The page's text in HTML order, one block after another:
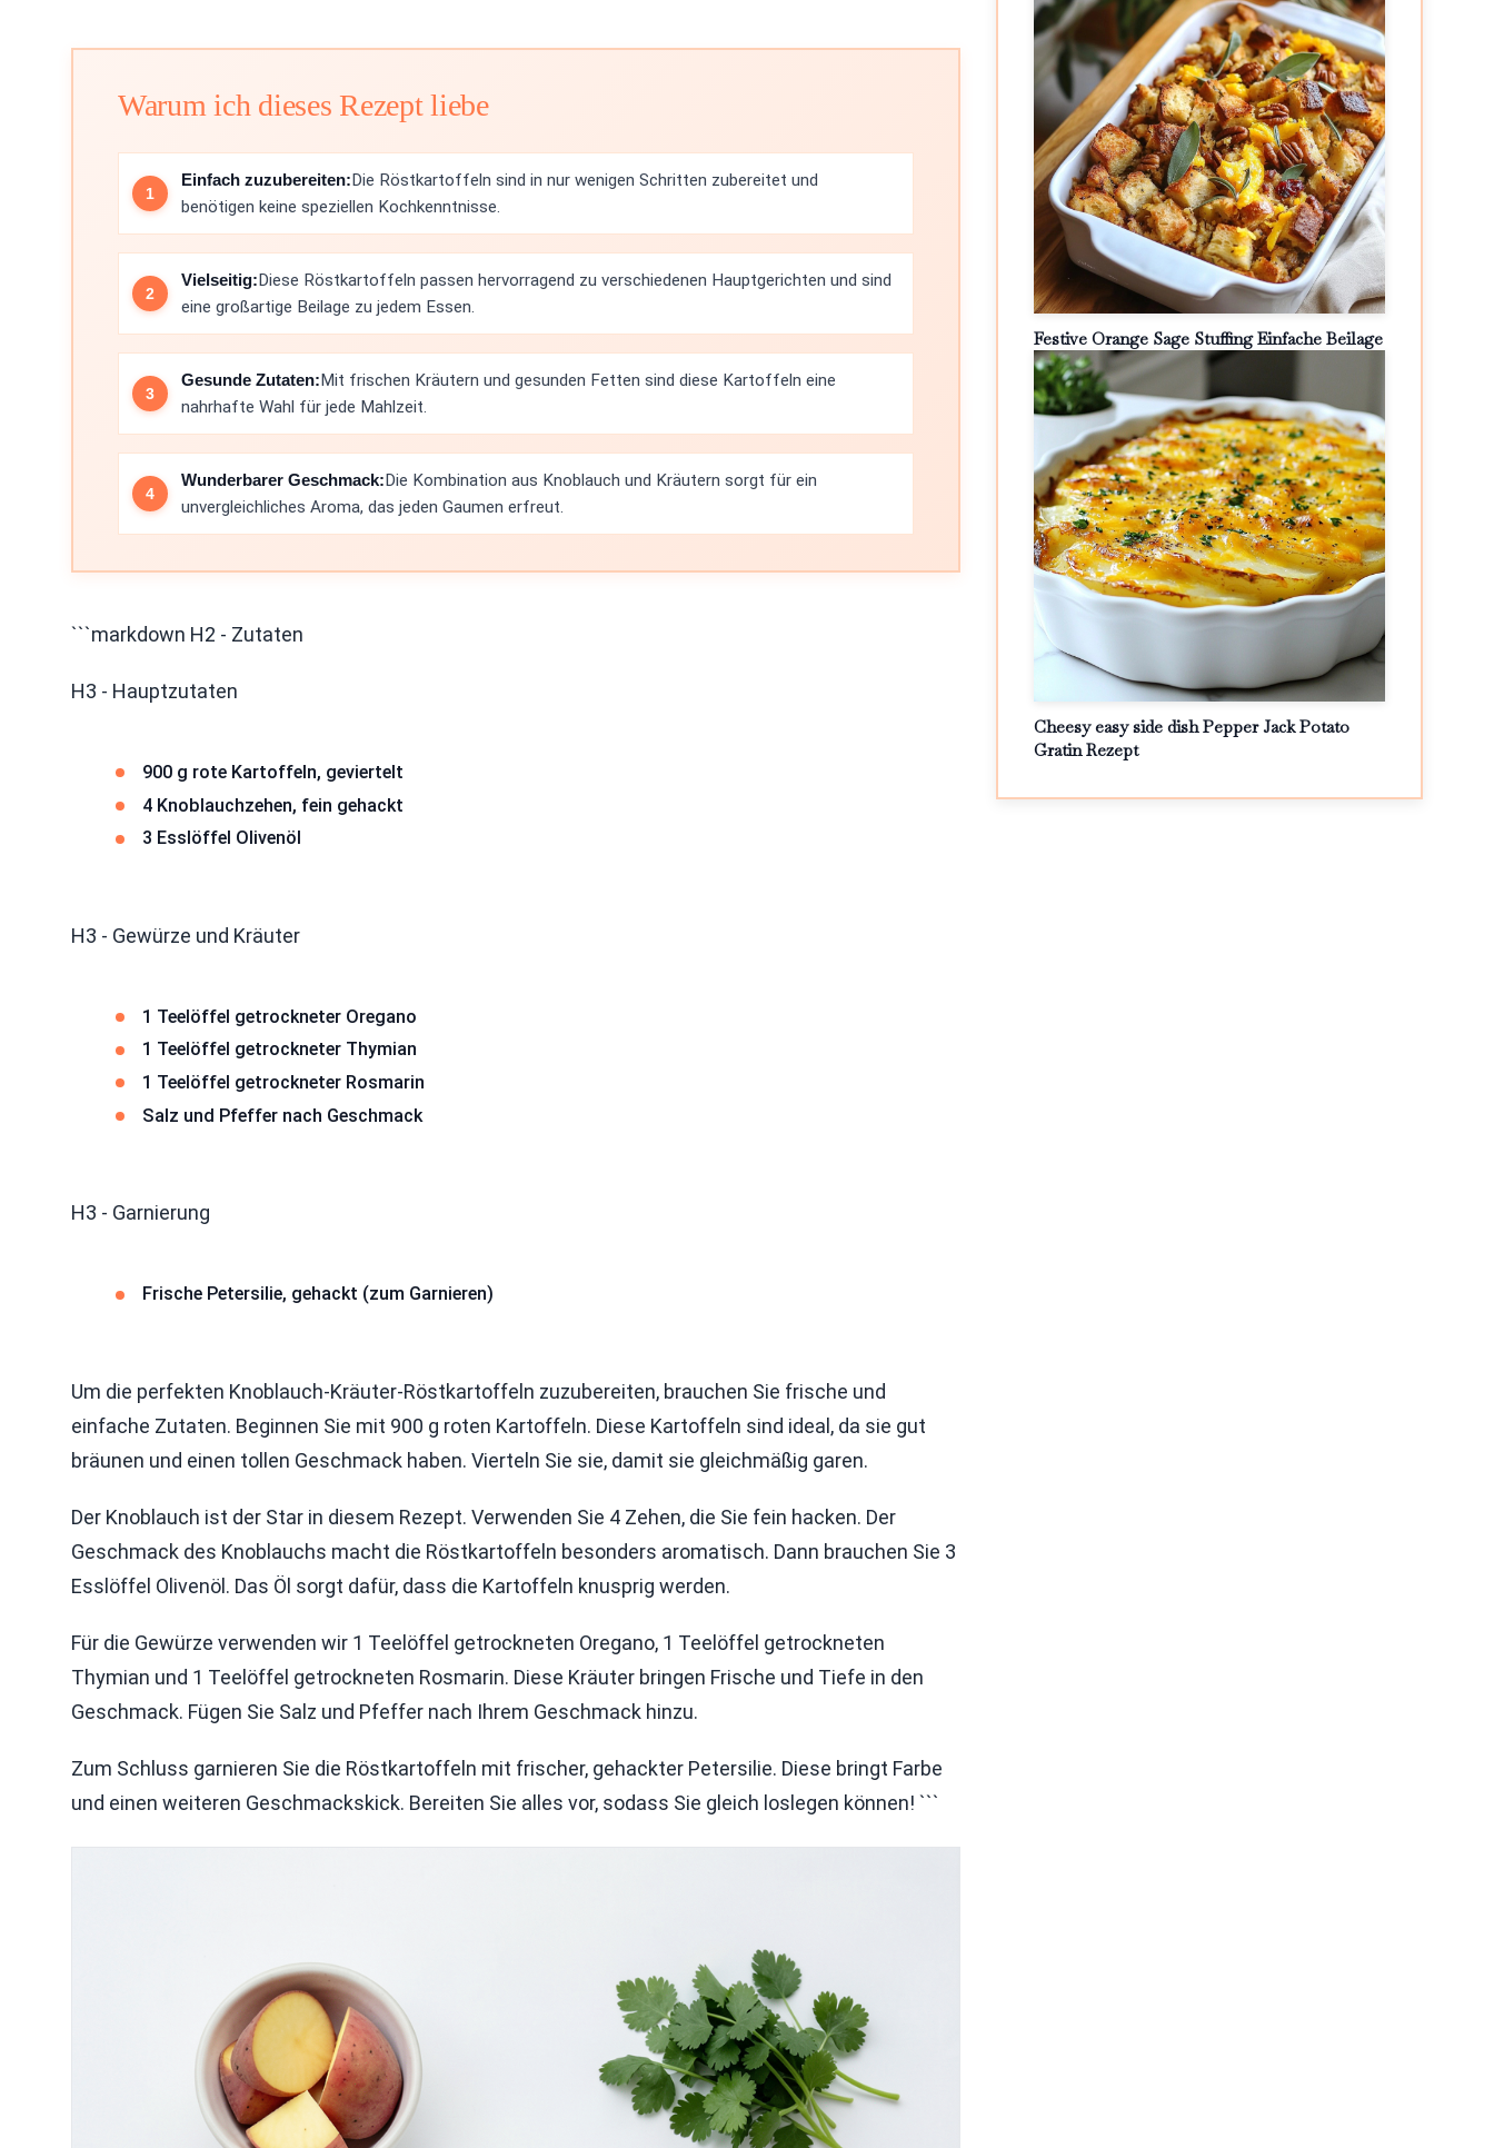
Warum ich dieses Rezept liebe
Einfach zuzubereiten:Die Röstkartoffeln sind in nur wenigen Schritten zubereitet und
benötigen keine speziellen Kochkenntnisse.
Vielseitig:Diese Röstkartoffeln passen hervorragend zu verschiedenen Hauptgerichten und sind
eine großartige Beilage zu jedem Essen.
Gesunde Zutaten:Mit frischen Kräutern und gesunden Fetten sind diese Kartoffeln eine
nahrhafte Wahl für jede Mahlzeit.
Wunderbarer Geschmack:Die Kombination aus Knoblauch und Kräutern sorgt für ein
unvergleichliches Aroma, das jeden Gaumen erfreut.
```markdown H2 - Zutaten
H3 - Hauptzutaten
900 g rote Kartoffeln, geviertelt
4 Knoblauchzehen, fein gehackt
3 Esslöffel Olivenöl
H3 - Gewürze und Kräuter
1 Teelöffel getrockneter Oregano
1 Teelöffel getrockneter Thymian
1 Teelöffel getrockneter Rosmarin
Salz und Pfeffer nach Geschmack
H3 - Garnierung
Frische Petersilie, gehackt (zum Garnieren)
Um die perfekten Knoblauch-Kräuter-Röstkartoffeln zuzubereiten, brauchen Sie frische und
einfache Zutaten. Beginnen Sie mit 900 g roten Kartoffeln. Diese Kartoffeln sind ideal, da sie gut
bräunen und einen tollen Geschmack haben. Vierteln Sie sie, damit sie gleichmäßig garen.
Der Knoblauch ist der Star in diesem Rezept. Verwenden Sie 4 Zehen, die Sie fein hacken. Der
Geschmack des Knoblauchs macht die Röstkartoffeln besonders aromatisch. Dann brauchen Sie 3
Esslöffel Olivenöl. Das Öl sorgt dafür, dass die Kartoffeln knusprig werden.
Für die Gewürze verwenden wir 1 Teelöffel getrockneten Oregano, 1 Teelöffel getrockneten
Thymian und 1 Teelöffel getrockneten Rosmarin. Diese Kräuter bringen Frische und Tiefe in den
Geschmack. Fügen Sie Salz und Pfeffer nach Ihrem Geschmack hinzu.
Zum Schluss garnieren Sie die Röstkartoffeln mit frischer, gehackter Petersilie. Diese bringt Farbe
und einen weiteren Geschmackskick. Bereiten Sie alles vor, sodass Sie gleich loslegen können! ```
Festive Orange Sage Stuffing Einfache Beilage
Cheesy easy side dish Pepper Jack Potato
Gratin Rezept